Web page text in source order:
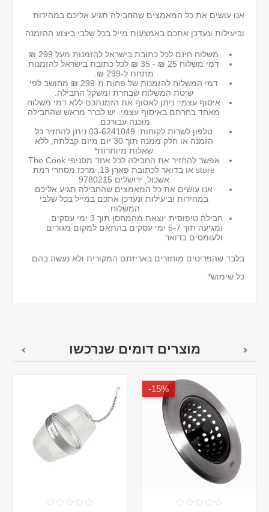
אנו עושים את כל המאמצים שהחבילה תגיע אליכם במהירות
וביעילות ונעדכן אתכם באמצעות מייל בכל שלבי ביצוע ההזמנה
משלוח חינם לכל כתובת בישראל להזמנות מעל 299 ₪
דמי משלוח 25 ₪ - 35 ₪ לכל כתובת בישראל
להזמנות
מתחת ל-299 ₪.
דמי המשלוח להזמנות של פחות מ-299 ₪ מחושב לפי
שיטת המשלוח שבחרת ומשקל החבילה.
איסוף עצמי: ניתן לאסוף את הזמנתכם ללא דמי משלוח
מאחד בחרתם באיסוף עצמי: יש לברר מראש שהחבילה
מוכנה עבורכם.
טלפון לשרות לקוחות: 03-6241049 ניתן להחזיר כל
הזמנה או חלק ממנה תוך 30 יום מיום קבלתה, ללא
שאלות מיותרות*
אפשר להחזיר את החבילה לכל אחד מסניפי The Cook
store או בדואר לכתובת פארן 13, מרכז מסחרי רמת
אשכול, ירושלים 9780215
אנו עושים את כל המאמצים שהחבילה תגיע אליכם
במהירות וביעילות ונעדכן אתכם במייל בכל שלבי
המשלוח.
חבילה טיפוסית יוצאת מהמחסן תוך 3 ימי עסקים
ומגיעה תוך 5-7 ימי עסקים בהתאם למקום מגורים
ולעומסים בדואר.
בלבד שהפריטים מוחזרים באריזתם המקורית ולא נעשה בהם
כל שימוש*
מוצרים דומים שנרכשו
15%-